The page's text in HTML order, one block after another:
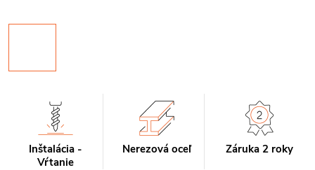
Inštalácia -
Vŕtanie
Nerezová oceľ Záruka 2 roky